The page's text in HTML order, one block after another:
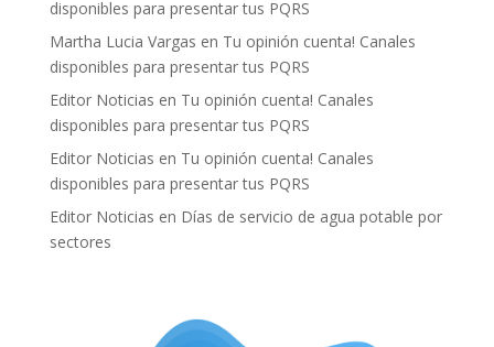
disponibles para presentar tus PQRS
Martha Lucia Vargas en Tu opinión cuenta! Canales
disponibles para presentar tus PQRS
Editor Noticias en Tu opinión cuenta! Canales
disponibles para presentar tus PQRS
Editor Noticias en Tu opinión cuenta! Canales
disponibles para presentar tus PQRS
Editor Noticias en Días de servicio de agua potable por
sectores